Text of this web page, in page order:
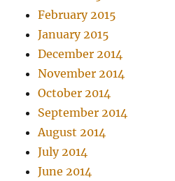
February 2015
January 2015
December 2014
November 2014
October 2014
September 2014
August 2014
July 2014
June 2014